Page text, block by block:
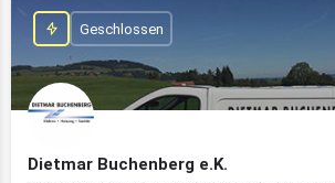
Dietmar Buchenberg e.K.
Geschlossen